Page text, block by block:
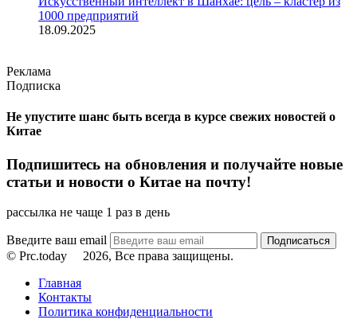
1000 предприятий
18.09.2025
Реклама
Подписка
Не упустите шанс быть всегда в курсе свежих новостей о
Китае
Подпишитесь на обновления и получайте новые
статьи и новости о Китае на почту!
рассылка не чаще 1 раз в день
Введите ваш email
© Prc.today
2026, Все права защищены.
Главная
Контакты
Политика конфиденциальности